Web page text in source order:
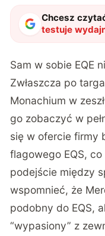
Chcesz
testuje
Spójrzcie na
Sam w sobie EQE
Zwłaszcza po
Monachium w
go zobaczyć w
się w ofercie firmy
flagowego EQS,
podejście między
wspomnieć, że
podobny do EQS,
“wypasiony” z